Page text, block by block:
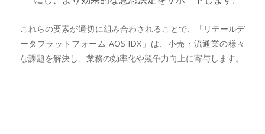
これらの要素が適切に組み合わされることで、「リテールデ
ータプラットフォーム AOS IDX」は、小売・流通業の様々
な課題を解決し、業務の効率化や競争力向上に寄与します。